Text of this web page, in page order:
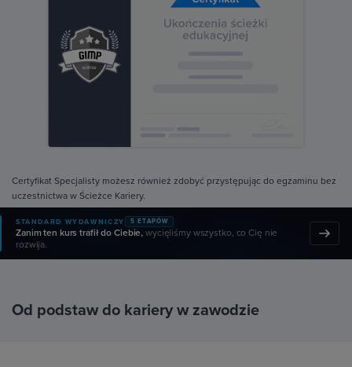
Certyfikat Specjalisty możesz również zdobyć przystępując do egzaminu bez
uczestnictwa w Ścieżce Kariery.
STANDARD WYDAWNICZY 5 ETAPÓW
Zanim ten kurs trafił do Ciebie,wycięliśmy wszystko, co Cię nie
rozwija.
Od podstaw do kariery w zawodzie